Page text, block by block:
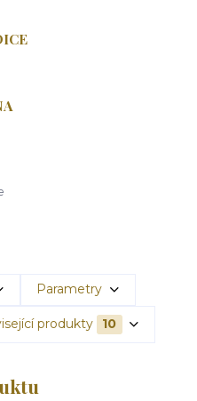
Parametry
produkty 10